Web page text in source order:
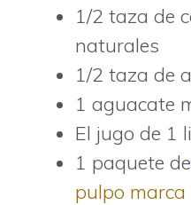
1/2 taza de
naturales
1/2 taza de
1 aguacate
El jugo de 1
1 paquete de
pulpo marca